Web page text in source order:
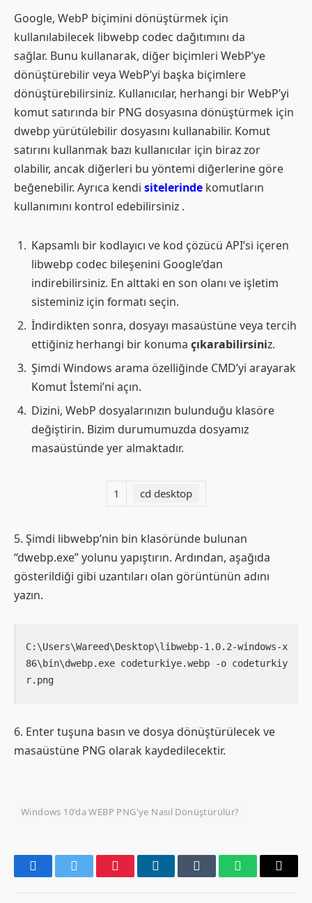
Google, WebP biçimini dönüştürmek için
kullanılabilecek libwebp codec dağıtımını da
sağlar. Bunu kullanarak, diğer biçimleri WebP’ye
dönüştürebilir veya WebP’yi başka biçimlere
dönüştürebilirsiniz. Kullanıcılar, herhangi bir WebP’yi
komut satırında bir PNG dosyasına dönüştürmek için
dwebp yürütülebilir dosyasını kullanabilir. Komut
satırını kullanmak bazı kullanıcılar için biraz zor
olabilir, ancak diğerleri bu yöntemi diğerlerine göre
beğenebilir. Ayrıca kendi sitelerinde komutların
kullanımını kontrol edebilirsiniz .
Kapsamlı bir kodlayıcı ve kod çözücü API’si içeren
libwebp codec bileşenini Google’dan
indirebilirsiniz. En alttaki en son olanı ve işletim
sisteminiz için formatı seçin.
İndirdikten sonra, dosyayı masaüstüne veya tercih
ettiğiniz herhangi bir konuma çıkarabilirsiniz.
Şimdi Windows arama özelliğinde CMD’yi arayarak
Komut İstemi’ni açın.
Dizini, WebP dosyalarınızın bulunduğu klasöre
değiştirin. Bizim durumumuzda dosyamız
masaüstünde yer almaktadır.
1 cd desktop
5. Şimdi libwebp’nin bin klasöründe bulunan
“dwebp.exe” yolunu yapıştırın. Ardından, aşağıda
gösterildiği gibi uzantıları olan görüntünün adını
yazın.
C:\Users\Wareed\Desktop\libwebp-1.0.2-windows-x
86\bin\dwebp.exe codeturkiye.webp -o codeturkiy
r.png
6. Enter tuşuna basın ve dosya dönüştürülecek ve
masaüstüne PNG olarak kaydedilecektir.
Windows 10'da WEBP PNG'ye Nasıl Dönüştürülür?
FacebookTwitter PinterestLinkedInTumblr WhatsAppEmail